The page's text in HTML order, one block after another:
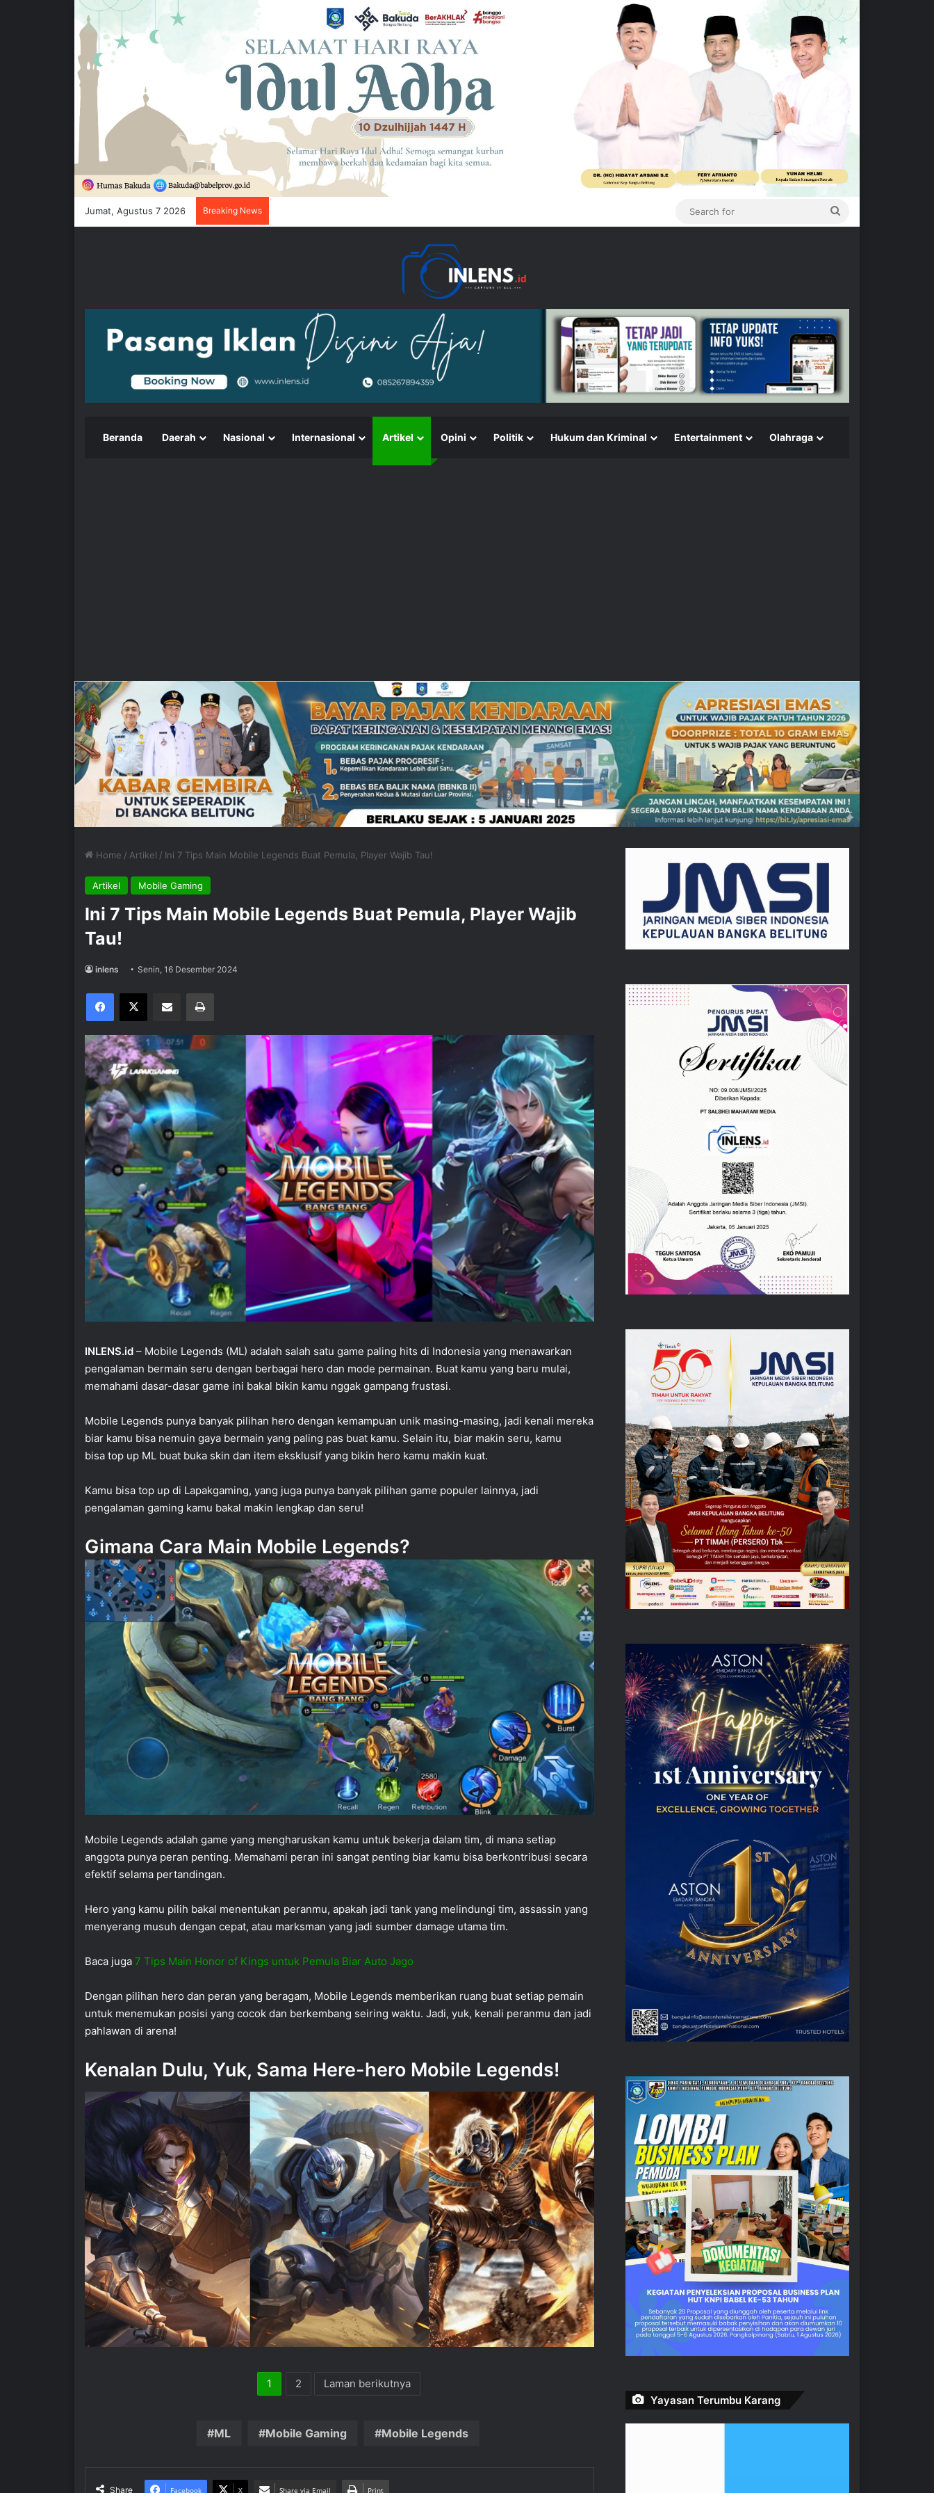
Jumat, Agustus 7 2026 Breaking News
Beranda Daerah Nasional Internasional Artikel Opini Politik Hukum dan Kriminal Entertainment Olahraga
Home / Artikel / Ini 7 Tips Main Mobile Legends Buat Pemula, Player Wajib Tau!
Artikel Mobile Gaming
Ini 7 Tips Main Mobile Legends Buat Pemula, Player Wajib
Tau!
inlens Senin, 16 Desember 2024
Facebook
X Share via Email Print
INLENS.id – Mobile Legends (ML) adalah salah satu game paling hits di Indonesia yang menawarkan
pengalaman bermain seru dengan berbagai hero dan mode permainan. Buat kamu yang baru mulai,
memahami dasar-dasar game ini bakal bikin kamu nggak gampang frustasi.
Mobile Legends punya banyak pilihan hero dengan kemampuan unik masing-masing, jadi kenali mereka
biar kamu bisa nemuin gaya bermain yang paling pas buat kamu. Selain itu, biar makin seru, kamu
bisa top up ML buat buka skin dan item eksklusif yang bikin hero kamu makin kuat.
Kamu bisa top up di Lapakgaming, yang juga punya banyak pilihan game populer lainnya, jadi
pengalaman gaming kamu bakal makin lengkap dan seru!
Gimana Cara Main Mobile Legends?
Mobile Legends adalah game yang mengharuskan kamu untuk bekerja dalam tim, di mana setiap
anggota punya peran penting. Memahami peran ini sangat penting biar kamu bisa berkontribusi secara
efektif selama pertandingan.
Hero yang kamu pilih bakal menentukan peranmu, apakah jadi tank yang melindungi tim, assassin yang
menyerang musuh dengan cepat, atau marksman yang jadi sumber damage utama tim.
Baca juga 7 Tips Main Honor of Kings untuk Pemula Biar Auto Jago
Dengan pilihan hero dan peran yang beragam, Mobile Legends memberikan ruang buat setiap pemain
untuk menemukan posisi yang cocok dan berkembang seiring waktu. Jadi, yuk, kenali peranmu dan jadi
pahlawan di arena!
Kenalan Dulu, Yuk, Sama Here-hero Mobile Legends!
1 2 Laman berikutnya
ML Mobile Gaming Mobile Legends
Share Facebook X Share via Email Print
Yayasan Terumbu Karang